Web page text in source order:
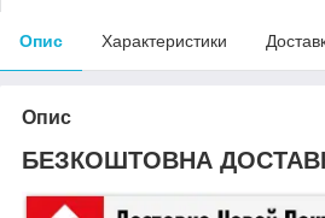
Опис Характеристики
Опис
БЕЗКОШТОВНА